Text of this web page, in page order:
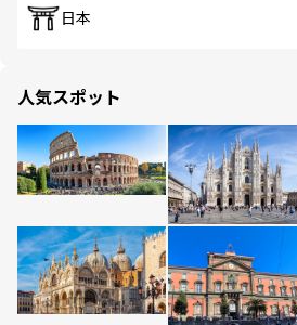
日本
人気スポット